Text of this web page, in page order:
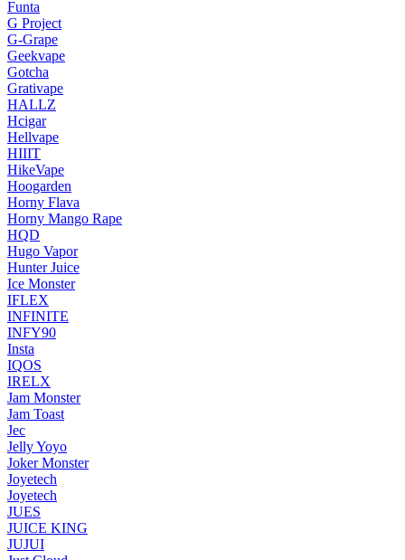
Funta
G Project
G-Grape
Geekvape
Gotcha
Grativape
HALLZ
Hcigar
Hellvape
HIIIT
HikeVape
Hoogarden
Horny Flava
Horny Mango Rape
HQD
Hugo Vapor
Hunter Juice
Ice Monster
IFLEX
INFINITE
INFY90
Insta
IQOS
IRELX
Jam Monster
Jam Toast
Jec
Jelly Yoyo
Joker Monster
Joyetech
Joyetech
JUES
JUICE KING
JUJUI